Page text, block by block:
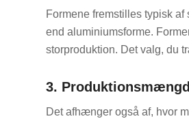
Formene fremstilles typisk
end aluminiumsforme.
storproduktion. Det valg, du
3.
Det afhænger også af, hvor